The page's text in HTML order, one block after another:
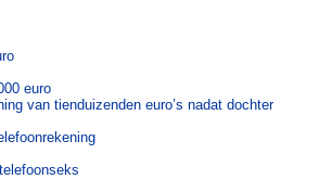
euro
van tienduizenden euro’s nadat dochter